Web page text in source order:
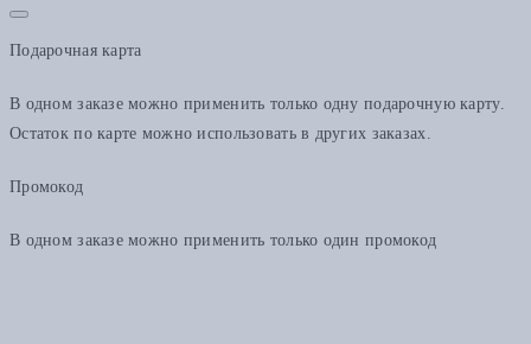
Подарочная карта
В одном заказе можно применить только одну подарочную карту.
Остаток по карте можно использовать в других заказах.
Промокод
В одном заказе можно применить только один промокод